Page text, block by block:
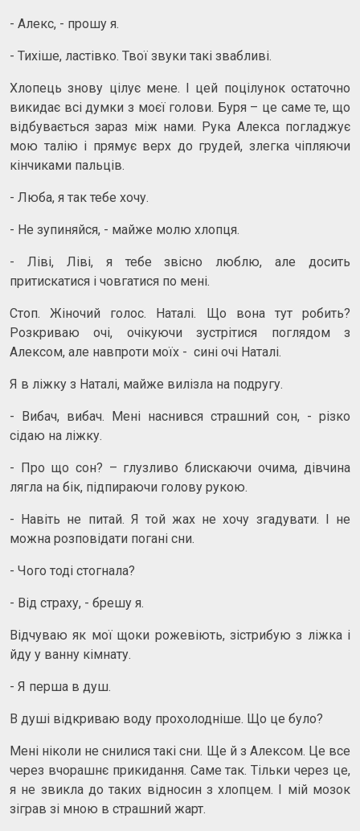
- Алекс, - прошу я.
- Тихіше, ластівко. Твої звуки такі звабливі.
Хлопець знову цілує мене. І цей поцілунок остаточно
викидає всі думки з моєї голови. Буря – це саме те, що
відбувається зараз між нами. Рука Алекса погладжує
мою талію і прямує верх до грудей, злегка чіпляючи
кінчиками пальців.
- Люба, я так тебе хочу.
- Не зупиняйся, - майже молю хлопця.
- Ліві, Ліві, я тебе звісно люблю, але досить
притискатися і човгатися по мені.
Стоп. Жіночий голос. Наталі. Що вона тут робить?
Розкриваю очі, очікуючи зустрітися поглядом з
Алексом, але навпроти моїх - сині очі Наталі.
Я в ліжку з Наталі, майже вилізла на подругу.
- Вибач, вибач. Мені наснився страшний сон, - різко
сідаю на ліжку.
- Про що сон? – глузливо блискаючи очима, дівчина
лягла на бік, підпираючи голову рукою.
- Навіть не питай. Я той жах не хочу згадувати. І не
можна розповідати погані сни.
- Чого тоді стогнала?
- Від страху, - брешу я.
Відчуваю як мої щоки рожевіють, зістрибую з ліжка і
йду у ванну кімнату.
- Я перша в душ.
В душі відкриваю воду прохолодніше. Що це було?
Мені ніколи не снилися такі сни. Ще й з Алексом. Це все
через вчорашнє прикидання. Саме так. Тільки через це,
я не звикла до таких відносин з хлопцем. І мій мозок
зіграв зі мною в страшний жарт.